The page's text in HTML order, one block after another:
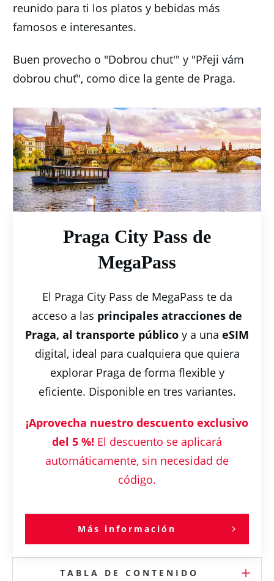
reunido para ti los platos y bebidas más
famosos e interesantes.
Buen provecho o "Dobrou chut'" y "Přeji vám
dobrou chuť", como dice la gente de Praga.
Praga City Pass de
MegaPass
El Praga City Pass de MegaPass te da
acceso a las principales atracciones de
Praga, al transporte público y a una eSIM
digital, ideal para cualquiera que quiera
explorar Praga de forma flexible y
eficiente. Disponible en tres variantes.
¡Aprovecha nuestro descuento exclusivo
del 5 %! El descuento se aplicará
automáticamente, sin necesidad de
código.
Más información
TABLA DE CONTENIDO